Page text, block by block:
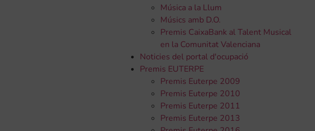
Música a la Llum
Músics amb D.O.
Premis CaixaBank al Talent Musical
en la Comunitat Valenciana
Noticies del portal d'ocupació
Premis EUTERPE
Premis Euterpe 2009
Premis Euterpe 2010
Premis Euterpe 2011
Premis Euterpe 2013